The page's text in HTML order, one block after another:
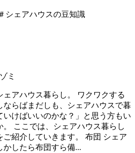
シェアハウスの豆知識
ミ
アハウス暮らし。 ワクワクする
ならばまだしも、シェアハウスで暮
いけばいいのかな？」と思う方もい
。 ここでは、シェアハウス暮らし
ご紹介していきます。 布団 シェア
したら布団すら備...